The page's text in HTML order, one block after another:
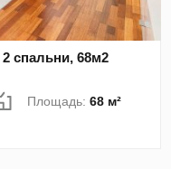
спальни, 68м2
Площадь:68 м²